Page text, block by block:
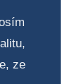
ze